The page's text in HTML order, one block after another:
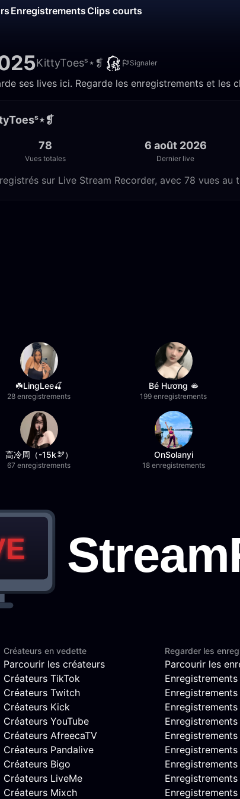
EnregistrementsClips courts
KittyToesˢ⋆❡ Signaler
ses lives ici. Regarde les enregistrements et les
78
Vues totales
6 août 2026
Dernier live
sur Live Stream Recorder, avec 78 vues au
☘️LingLee🍒
28 enregistrements
Bé Hương 🫦
199 enregistrements
高冷周（-15k🫘）
67 enregistrements
OnSolanyi
18 enregistrements
Créateurs en vedette
Parcourir les créateurs
Créateurs TikTok
Créateurs Twitch
Créateurs Kick
Créateurs YouTube
Créateurs AfreecaTV
Créateurs Pandalive
Créateurs Bigo
Créateurs LiveMe
Créateurs Mixch
Regarder les
Parcourir les
Enregistrements
Enregistrements